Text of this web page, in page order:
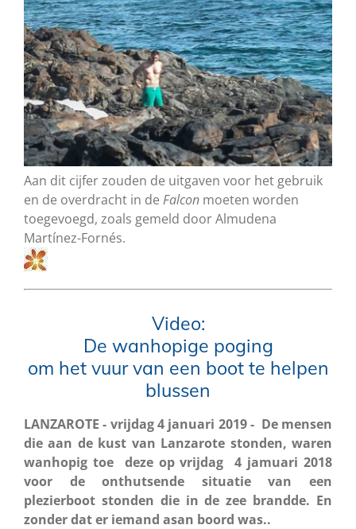
Aan dit cijfer zouden de uitgaven voor het gebruik
en de overdracht in de Falcon moeten worden
toegevoegd, zoals gemeld door Almudena
Martínez-Fornés.
Video:
De wanhopige poging
om het vuur van een boot te helpen
blussen
LANZAROTE - vrijdag 4 januari 2019 - De mensen
die aan de kust van Lanzarote stonden, waren
wanhopig toe deze op vrijdag 4 jamuari 2018
voor de onthutsende situatie van een
plezierboot stonden die in de zee brandde. En
zonder dat er iemand asan boord was..